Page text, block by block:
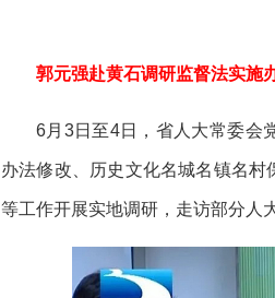
郭元强赴黄石调研监督法实施
6月3日至4日，省人大常委会
办法修改、历史文化名城名镇名
等工作开展实地调研，走访部分人